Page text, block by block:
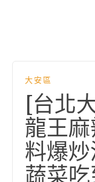
大安區
[台北
龍王
料爆
蔬菜